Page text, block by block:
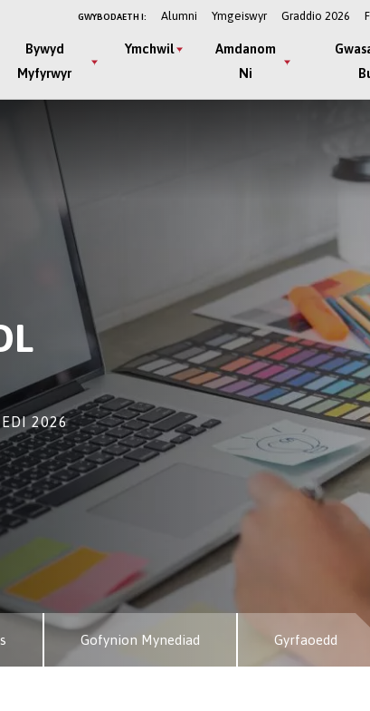
GWYBODAETH I: Alumni Ymgeiswyr Graddio 2026
Bywyd
Myfyrwyr
Ymchwil
Amdanom
Ni
2026
Gofynion Mynediad Gyrfaoedd